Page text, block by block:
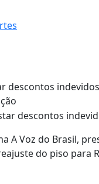
descontos
A Voz do Brasil,
do piso para